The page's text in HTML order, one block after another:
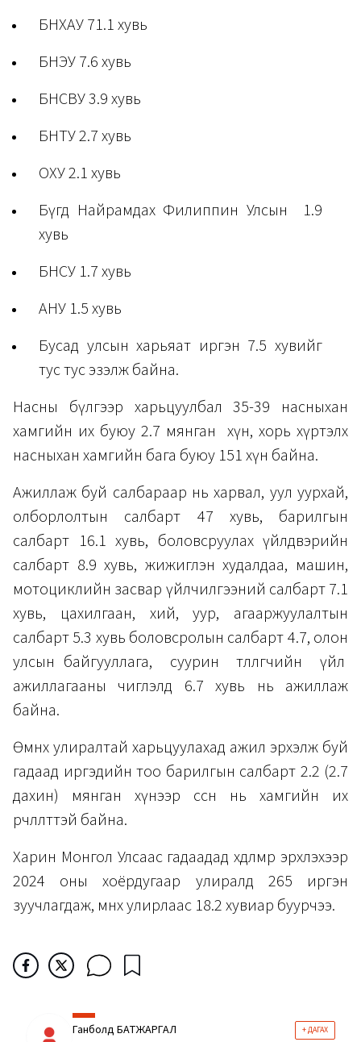
БНХАУ 71.1 хувь
БНЭУ 7.6 хувь
БНСВУ 3.9 хувь
БНТУ 2.7 хувь
ОХУ 2.1 хувь
Бүгд Найрамдах Филиппин Улсын 1.9
хувь
БНСУ 1.7 хувь
АНУ 1.5 хувь
Бусад улсын харьяат иргэн 7.5 хувийг
тус тус эзэлж байна.
Насны бүлгээр харьцуулбал 35-39 насныхан
хамгийн их буюу 2.7 мянган хүн, хорь хүртэлх
насныхан хамгийн бага буюу 151 хүн байна.
Ажиллаж буй салбараар нь харвал, уул уурхай,
олборлолтын салбарт 47 хувь, барилгын
салбарт 16.1 хувь, боловсруулах үйлдвэрийн
салбарт 8.9 хувь, жижиглэн худалдаа, машин,
мотоциклийн засвар үйлчилгээний салбарт 7.1
хувь, цахилгаан, хий, уур, агааржуулалтын
салбарт 5.3 хувь боловсролын салбарт 4.7, олон
улсын байгууллага, суурин төлөөлөгчийн үйл
ажиллагааны чиглэлд 6.7 хувь нь ажиллаж
байна.
Өмнөх улиралтай харьцуулахад ажил эрхэлж буй
гадаад иргэдийн тоо барилгын салбарт 2.2 (2.7
дахин) мянган хүнээр өссөн нь хамгийн их
өөрчлөлттэй байна.
Харин Монгол Улсаас гадаадад хөдөлмөр эрхлэхээр
2024 оны хоёрдугаар улиралд 265 иргэн
зуучлагдаж, өмнөх улирлаас 18.2 хувиар буурчээ.
Ганболд БАТЖАРГАЛ + ДАГАХ